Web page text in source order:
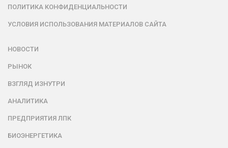
ПОЛИТИКА КОНФИДЕНЦИАЛЬНОСТИ
УСЛОВИЯ ИСПОЛЬЗОВАНИЯ МАТЕРИАЛОВ САЙТА
НОВОСТИ
РЫНОК
ВЗГЛЯД ИЗНУТРИ
АНАЛИТИКА
ПРЕДПРИЯТИЯ ЛПК
БИОЭНЕРГЕТИКА